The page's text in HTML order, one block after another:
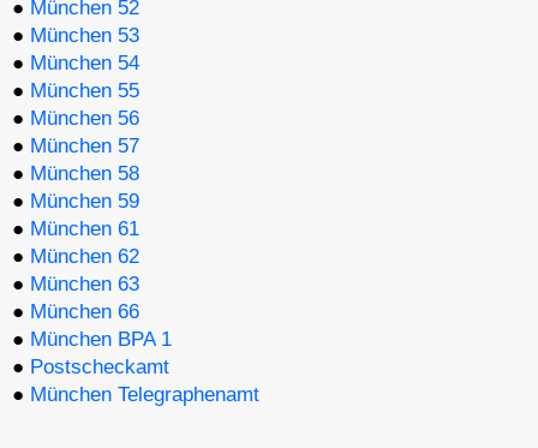
● München 52
● München 53
● München 54
● München 55
● München 56
● München 57
● München 58
● München 59
● München 61
● München 62
● München 63
● München 66
● München BPA 1
● Postscheckamt
● München Telegraphenamt